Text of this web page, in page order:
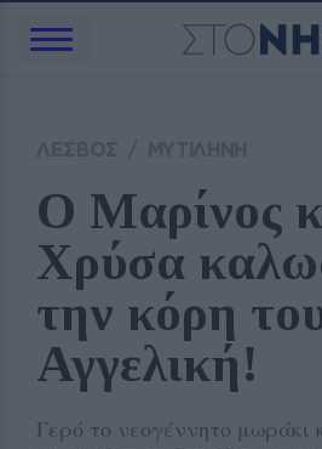
Ο Μαρίνος
Χρύσα
την κόρη
Αγγελική!
Γερό το νεογέννητο μωράκι